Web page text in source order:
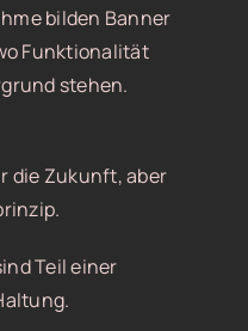
bilden Banner
Funktionalität
stehen.
die Zukunft, aber
Teil einer